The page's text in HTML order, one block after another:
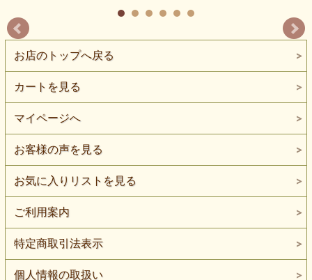
お店のトップへ戻る
カートを見る
マイページへ
お客様の声を見る
お気に入りリストを見る
ご利用案内
特定商取引法表示
個人情報の取扱い